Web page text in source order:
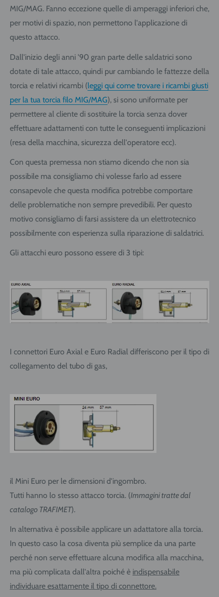
MIG/MAG. Fanno eccezione quelle di amperaggi inferiori che,
per motivi di spazio, non permettono l'applicazione di
questo attacco.
Dall'inizio degli anni '90 gran parte delle saldatrici sono
dotate di tale attacco, quindi pur cambiando le fattezze della
torcia e relativi ricambi (leggi qui come trovare i ricambi giusti
per la tua torcia filo MIG/MAG), si sono uniformate per
permettere al cliente di sostituire la torcia senza dover
effettuare adattamenti con tutte le conseguenti implicazioni
(resa della macchina, sicurezza dell'operatore ecc).
Con questa premessa non stiamo dicendo che non sia
possibile ma consigliamo chi volesse farlo ad essere
consapevole che questa modifica potrebbe comportare
delle problematiche non sempre prevedibili. Per questo
motivo consigliamo di farsi assistere da un elettrotecnico
possibilmente con esperienza sulla riparazione di saldatrici.
Gli attacchi euro possono essere di 3 tipi:
I connettori Euro Axial e Euro Radial differiscono per il tipo di
collegamento del tubo di gas,
il Mini Euro per le dimensioni d'ingombro.
Tutti hanno lo stesso attacco torcia. (Immagini tratte dal
catalogo TRAFIMET).
In alternativa è possibile applicare un adattatore alla torcia.
In questo caso la cosa diventa più semplice da una parte
perché non serve effettuare alcuna modifica alla macchina,
ma più complicata dall'altra poiché è indispensabile
individuare esattamente il tipo di connettore.